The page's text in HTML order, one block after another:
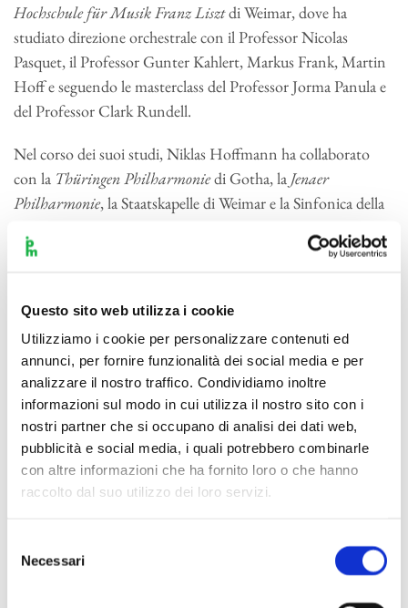
Questo sito web utilizza i cookie
Utilizziamo i cookie per personalizzare contenuti ed
annunci, per fornire funzionalità dei social media e per
analizzare il nostro traffico. Condividiamo inoltre
informazioni sul modo in cui utilizza il nostro sito con i
nostri partner che si occupano di analisi dei dati web,
pubblicità e social media, i quali potrebbero combinarle
con altre informazioni che ha fornito loro o che hanno
raccolto dal suo utilizzo dei loro servizi.
delNecessari
Hochschule für Musik Franz Lisztdi Weimar, dove ha
studiato direzione orchestrale con il Professor Nicolas
Pasquet, il Professor Gunter Kahlert, Markus Frank, Martin
Hoff e seguendo le masterclass del Professor Jorma Panula e
del Professor Clark Rundell.
Nel corso dei suoi studi, Niklas Hoffmann ha collaborato
con la Thüringen Philharmoniedi Gotha, la Jenaer
Philharmonie, la Staatskapelle di Weimar e la Sinfonica della
dell’Orchestra dell’Università di Ilmenau e dell’Orchestra
borsa di studio del
German Music Council
quattordicesimo ‘Concorso di Direzione Donatella Flick &
LSO’, è stato nominato ‘direttore assistente’ allaLondon
Symphony Orchestra, collaborando da vicino sia con i
direttori musicali sia con i direttori d’orchestra ospiti.
Il suo debutto pubblico alla direzione d’orchestra è avvenuto
con la LSO nel marzo 2017, quando ha accettato una
concerto della storia di una orchestra britannica in Vietnam,
evento tenuto all’aperto di fronte a un pubblico di 60000